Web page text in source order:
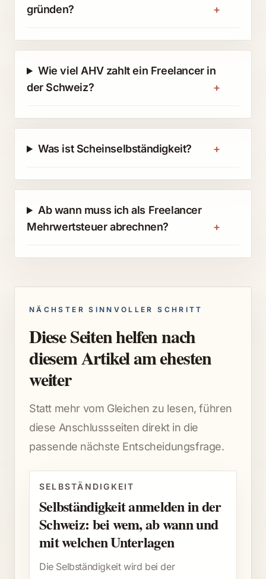
gründen?
+
Wie viel AHV zahlt ein Freelancer in
der Schweiz?
+
Was ist Scheinselbständigkeit? +
Ab wann muss ich als Freelancer
Mehrwertsteuer abrechnen?
+
NÄCHSTER SINNVOLLER SCHRITT
Diese Seiten helfen nach
diesem Artikel am ehesten
weiter
Statt mehr vom Gleichen zu lesen, führen
diese Anschlussseiten direkt in die
passende nächste Entscheidungsfrage.
SELBSTÄNDIGKEIT
Selbständigkeit anmelden in der
Schweiz: bei wem, ab wann und
mit welchen Unterlagen
Die Selbständigkeit wird bei der